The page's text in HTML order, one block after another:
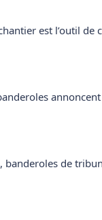
est l’outil
annoncent
, banderoles de